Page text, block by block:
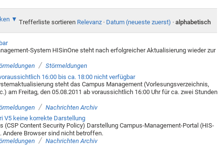
Trefferliste sortieren Relevanz · Datum (neueste zuerst) · alphabetisch
System HISinOne steht nach erfolgreicher Aktualisierung wieder zur
/ Störmeldungen
16:00 bis ca. 18:00 nicht verfügbar
steht das Campus Management (Vorlesungsverzeichnis,
am Freitag, den 05.08.2011 ab voraussichtlich 16:00 Uhr für ca. zwei Stunden
/ Nachrichten Archiv
V5 keine korrekte Darstellung
(CSP Content Security Policy) Darstellung Campus-Management-Portal (HIS-
Andere Browser sind nicht betroffen.
/ Nachrichten Archiv